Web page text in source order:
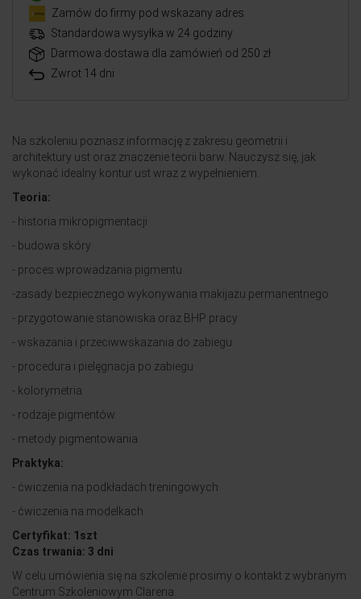
Zamów do firmy pod wskazany adres
Standardowa wysyłka w 24 godziny
Darmowa dostawa dla zamówień od 250 zł
Zwrot 14 dni
Na szkoleniu poznasz informację z zakresu geometrii i
architektury ust oraz znaczenie teorii barw. Nauczysz się, jak
wykonać idealny kontur ust wraz z wypełnieniem.
Teoria:
- historia mikropigmentacji
- budowa skóry
- proces wprowadzania pigmentu
-zasady bezpiecznego wykonywania makijażu permanentnego
- przygotowanie stanowiska oraz BHP pracy
- wskazania i przeciwwskazania do zabiegu
- procedura i pielęgnacja po zabiegu
- kolorymetria
- rodzaje pigmentów
- metody pigmentowania
Praktyka:
- ćwiczenia na podkładach treningowych
- ćwiczenia na modelkach
Certyfikat: 1szt
Czas trwania: 3 dni
W celu umówienia się na szkolenie prosimy o kontakt z wybranym
Centrum Szkoleniowym Clarena.